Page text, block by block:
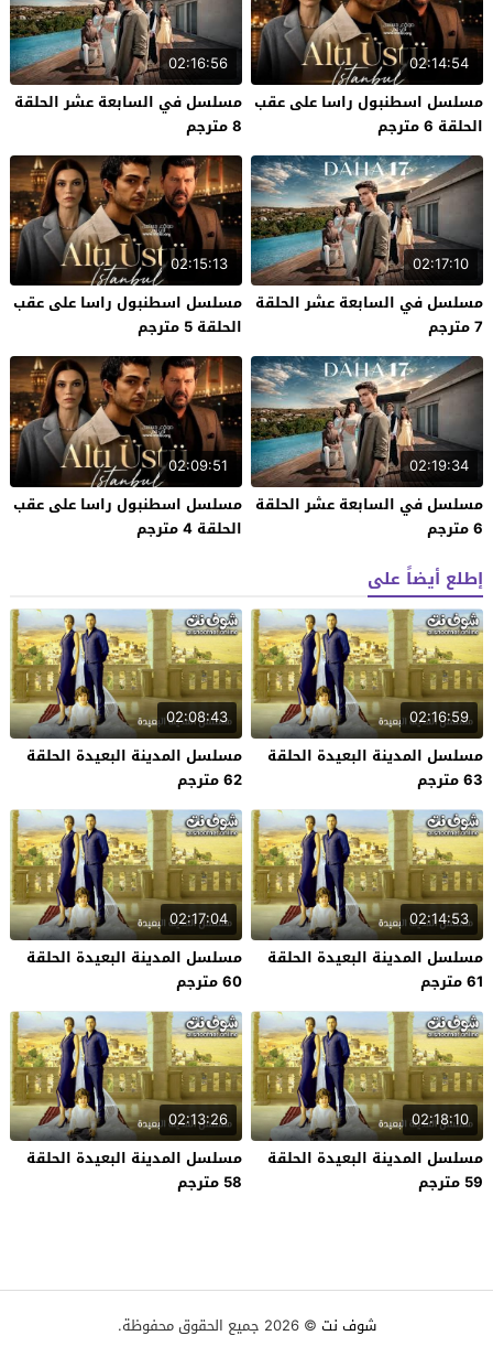
02:14:54
مسلسل اسطنبول راسا على عقب
الحلقة 6 مترجم
02:16:56
مسلسل في السابعة عشر الحلقة
8 مترجم
02:17:10
مسلسل في السابعة عشر الحلقة
7 مترجم
02:15:13
مسلسل اسطنبول راسا على عقب
الحلقة 5 مترجم
02:19:34
مسلسل في السابعة عشر الحلقة
6 مترجم
02:09:51
مسلسل اسطنبول راسا على عقب
الحلقة 4 مترجم
إطلع أيضاً على
02:16:59
مسلسل المدينة البعيدة الحلقة
63 مترجم
02:08:43
مسلسل المدينة البعيدة الحلقة
62 مترجم
02:14:53
مسلسل المدينة البعيدة الحلقة
61 مترجم
02:17:04
مسلسل المدينة البعيدة الحلقة
60 مترجم
02:18:10
مسلسل المدينة البعيدة الحلقة
59 مترجم
02:13:26
مسلسل المدينة البعيدة الحلقة
58 مترجم
شوف نت © 2026 جميع الحقوق محفوظة.